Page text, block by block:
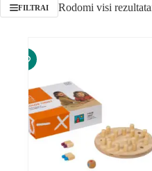
FILTRAI Rodomi visi